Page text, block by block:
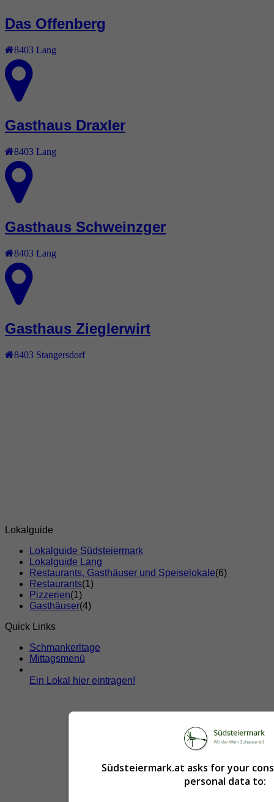
Das Offenberg
8403 Lang
Gasthaus Draxler
8403 Lang
Gasthaus Schweinzger
8403 Lang
Gasthaus Zieglerwirt
8403 Stangersdorf
Lokalguide
Lokalguide Südsteiermark
Lokalguide Lang
Restaurants, Gasthäuser und Speiselokale(6)
Restaurants(1)
Pizzerien(1)
Gasthäuser(4)
Quick Links
Schmankerltage
Mittagsmenü
Ein Lokal hier eintragen!
Südsteiermark.at asks for your
personal data to: